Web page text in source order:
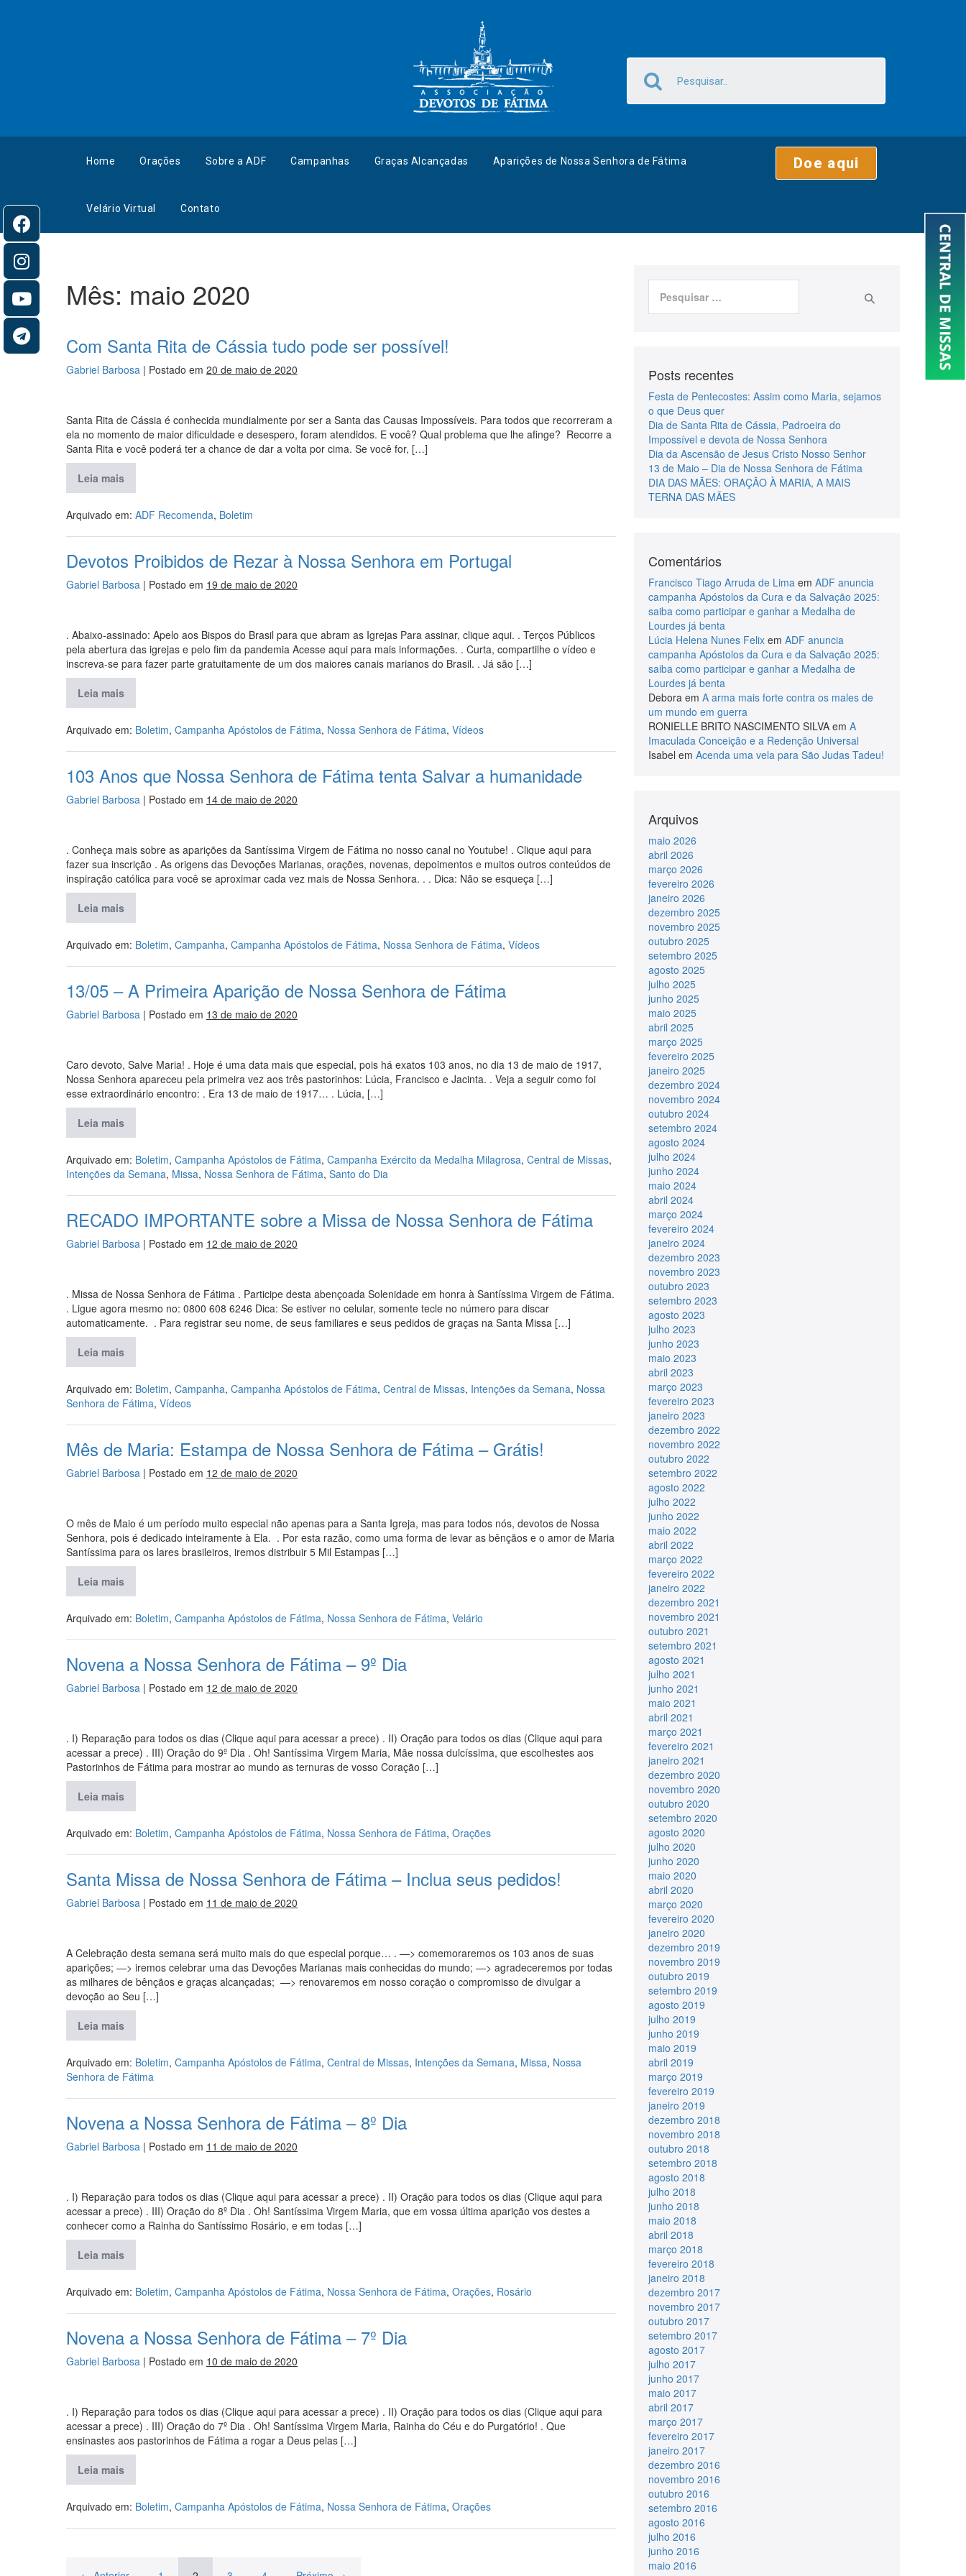
Home Orações Sobre a ADF Campanhas Graças Alcançadas Aparições de Nossa Senhora de Fátima
Velário Virtual Contato
Doe aqui
Mês: maio 2020
Com Santa Rita de Cássia tudo pode ser possível!
Gabriel Barbosa | Postado em 20 de maio de 2020
Santa Rita de Cássia é conhecida mundialmente por ser a Santa das Causas Impossíveis. Para todos que recorreram a
ela no momento de maior dificuldade e desespero, foram atendidos. E você? Qual problema que lhe afinge? Recorre a
Santa Rita e você poderá ter a chance de dar a volta por cima. Se você for, […]
Leia mais
Arquivado em: ADF Recomenda, Boletim
Devotos Proibidos de Rezar à Nossa Senhora em Portugal
Gabriel Barbosa | Postado em 19 de maio de 2020
. Abaixo-assinado: Apelo aos Bispos do Brasil para que abram as Igrejas Para assinar, clique aqui. . Terços Públicos
pela abertura das igrejas e pelo fim da pandemia Acesse aqui para mais informações. . Curta, compartilhe o vídeo e
inscreva-se para fazer parte gratuitamente de um dos maiores canais marianos do Brasil. . Já são […]
Leia mais
Arquivado em: Boletim, Campanha Apóstolos de Fátima, Nossa Senhora de Fátima, Vídeos
103 Anos que Nossa Senhora de Fátima tenta Salvar a humanidade
Gabriel Barbosa | Postado em 14 de maio de 2020
. Conheça mais sobre as aparições da Santíssima Virgem de Fátima no nosso canal no Youtube! . Clique aqui para
fazer sua inscrição . As origens das Devoções Marianas, orações, novenas, depoimentos e muitos outros conteúdos de
inspiração católica para você se aproximar cada vez mais de Nossa Senhora. . . Dica: Não se esqueça […]
Leia mais
Arquivado em: Boletim, Campanha, Campanha Apóstolos de Fátima, Nossa Senhora de Fátima, Vídeos
13/05 – A Primeira Aparição de Nossa Senhora de Fátima
Gabriel Barbosa | Postado em 13 de maio de 2020
Caro devoto, Salve Maria! . Hoje é uma data mais que especial, pois há exatos 103 anos, no dia 13 de maio de 1917,
Nossa Senhora apareceu pela primeira vez aos três pastorinhos: Lúcia, Francisco e Jacinta. . Veja a seguir como foi
esse extraordinário encontro: . Era 13 de maio de 1917… . Lúcia, […]
Leia mais
Arquivado em: Boletim, Campanha Apóstolos de Fátima, Campanha Exército da Medalha Milagrosa, Central de Missas,
Intenções da Semana, Missa, Nossa Senhora de Fátima, Santo do Dia
RECADO IMPORTANTE sobre a Missa de Nossa Senhora de Fátima
Gabriel Barbosa | Postado em 12 de maio de 2020
. Missa de Nossa Senhora de Fátima . Participe desta abençoada Solenidade em honra à Santíssima Virgem de Fátima.
. Ligue agora mesmo no: 0800 608 6246 Dica: Se estiver no celular, somente tecle no número para discar
automaticamente. . Para registrar seu nome, de seus familiares e seus pedidos de graças na Santa Missa […]
Leia mais
Arquivado em: Boletim, Campanha, Campanha Apóstolos de Fátima, Central de Missas, Intenções da Semana, Nossa
Senhora de Fátima, Vídeos
Mês de Maria: Estampa de Nossa Senhora de Fátima – Grátis!
Gabriel Barbosa | Postado em 12 de maio de 2020
O mês de Maio é um período muito especial não apenas para a Santa Igreja, mas para todos nós, devotos de Nossa
Senhora, pois é dedicado inteiramente à Ela. . Por esta razão, como uma forma de levar as bênçãos e o amor de Maria
Santíssima para os lares brasileiros, iremos distribuir 5 Mil Estampas […]
Leia mais
Arquivado em: Boletim, Campanha Apóstolos de Fátima, Nossa Senhora de Fátima, Velário
Novena a Nossa Senhora de Fátima – 9º Dia
Gabriel Barbosa | Postado em 12 de maio de 2020
. I) Reparação para todos os dias (Clique aqui para acessar a prece) . II) Oração para todos os dias (Clique aqui para
acessar a prece) . III) Oração do 9º Dia . Oh! Santíssima Virgem Maria, Mãe nossa dulcíssima, que escolhestes aos
Pastorinhos de Fátima para mostrar ao mundo as ternuras de vosso Coração […]
Leia mais
Arquivado em: Boletim, Campanha Apóstolos de Fátima, Nossa Senhora de Fátima, Orações
Santa Missa de Nossa Senhora de Fátima – Inclua seus pedidos!
Gabriel Barbosa | Postado em 11 de maio de 2020
A Celebração desta semana será muito mais do que especial porque… . —> comemoraremos os 103 anos de suas
aparições; —> iremos celebrar uma das Devoções Marianas mais conhecidas do mundo; —> agradeceremos por todas
as milhares de bênçãos e graças alcançadas; —> renovaremos em nosso coração o compromisso de divulgar a
devoção ao Seu […]
Leia mais
Arquivado em: Boletim, Campanha Apóstolos de Fátima, Central de Missas, Intenções da Semana, Missa, Nossa
Senhora de Fátima
Novena a Nossa Senhora de Fátima – 8º Dia
Gabriel Barbosa | Postado em 11 de maio de 2020
. I) Reparação para todos os dias (Clique aqui para acessar a prece) . II) Oração para todos os dias (Clique aqui para
acessar a prece) . III) Oração do 8º Dia . Oh! Santíssima Virgem Maria, que em vossa última aparição vos destes a
conhecer como a Rainha do Santíssimo Rosário, e em todas […]
Leia mais
Arquivado em: Boletim, Campanha Apóstolos de Fátima, Nossa Senhora de Fátima, Orações, Rosário
Novena a Nossa Senhora de Fátima – 7º Dia
Gabriel Barbosa | Postado em 10 de maio de 2020
. I) Reparação para todos os dias (Clique aqui para acessar a prece) . II) Oração para todos os dias (Clique aqui para
acessar a prece) . III) Oração do 7º Dia . Oh! Santíssima Virgem Maria, Rainha do Céu e do Purgatório! . Que
ensinastes aos pastorinhos de Fátima a rogar a Deus pelas […]
Leia mais
Arquivado em: Boletim, Campanha Apóstolos de Fátima, Nossa Senhora de Fátima, Orações
Posts recentes
Festa de Pentecostes: Assim como Maria, sejamos
o que Deus quer
Dia de Santa Rita de Cássia, Padroeira do
Impossível e devota de Nossa Senhora
Dia da Ascensão de Jesus Cristo Nosso Senhor
13 de Maio – Dia de Nossa Senhora de Fátima
DIA DAS MÃES: ORAÇÃO À MARIA, A MAIS
TERNA DAS MÃES
Comentários
Francisco Tiago Arruda de Limaem ADF anuncia
campanha Apóstolos da Cura e da Salvação 2025:
saiba como participar e ganhar a Medalha de
Lourdes já benta
Lúcia Helena Nunes Felixem ADF anuncia
campanha Apóstolos da Cura e da Salvação 2025:
saiba como participar e ganhar a Medalha de
Lourdes já benta
Deboraem A arma mais forte contra os males de
um mundo em guerra
RONIELLE BRITO NASCIMENTO SILVAem A
Imaculada Conceição e a Redenção Universal
Isabel em Acenda uma vela para São Judas Tadeu!
Arquivos
maio 2026
abril 2026
março 2026
fevereiro 2026
janeiro 2026
dezembro 2025
novembro 2025
outubro 2025
setembro 2025
agosto 2025
julho 2025
junho 2025
maio 2025
abril 2025
março 2025
fevereiro 2025
janeiro 2025
dezembro 2024
novembro 2024
outubro 2024
setembro 2024
agosto 2024
julho 2024
junho 2024
maio 2024
abril 2024
março 2024
fevereiro 2024
janeiro 2024
dezembro 2023
novembro 2023
outubro 2023
setembro 2023
agosto 2023
julho 2023
junho 2023
maio 2023
abril 2023
março 2023
fevereiro 2023
janeiro 2023
dezembro 2022
novembro 2022
outubro 2022
setembro 2022
agosto 2022
julho 2022
junho 2022
maio 2022
abril 2022
março 2022
fevereiro 2022
janeiro 2022
dezembro 2021
novembro 2021
outubro 2021
setembro 2021
agosto 2021
julho 2021
junho 2021
maio 2021
abril 2021
março 2021
fevereiro 2021
janeiro 2021
dezembro 2020
novembro 2020
outubro 2020
setembro 2020
agosto 2020
julho 2020
junho 2020
maio 2020
abril 2020
março 2020
fevereiro 2020
janeiro 2020
dezembro 2019
novembro 2019
outubro 2019
setembro 2019
agosto 2019
julho 2019
junho 2019
maio 2019
abril 2019
março 2019
fevereiro 2019
janeiro 2019
dezembro 2018
novembro 2018
outubro 2018
setembro 2018
agosto 2018
julho 2018
junho 2018
maio 2018
abril 2018
março 2018
fevereiro 2018
janeiro 2018
dezembro 2017
novembro 2017
outubro 2017
setembro 2017
agosto 2017
julho 2017
junho 2017
maio 2017
abril 2017
março 2017
fevereiro 2017
janeiro 2017
dezembro 2016
novembro 2016
outubro 2016
setembro 2016
agosto 2016
julho 2016
junho 2016
maio 2016